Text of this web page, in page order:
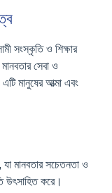
সংস্কৃতি ও শিক্ষার
সেবা ও
মানুষের আত্মা এবং
মানবতার সচেতনতা ও
উৎসাহিত করে।